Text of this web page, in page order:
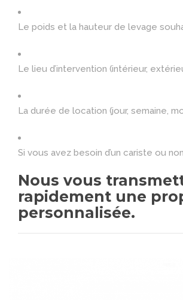
Le poids et la hauteur de levage
Le lieu d’intervention (intérieur,
La durée de location (jour, semaine,
Si vous avez besoin d’un cariste ou non
Nous vous
rapidement une
personnalisée.